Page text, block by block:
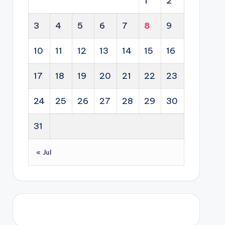
3 4 5 6 7 8 9
10 11 12 13 14 15 16
17 18 19 20 21 22 23
24 25 26 27 28 29 30
31
« Jul